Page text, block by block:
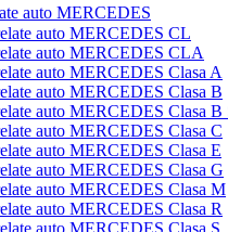
auto MERCEDES
auto MERCEDES CL
auto MERCEDES CLA
auto MERCEDES Clasa A
auto MERCEDES Clasa B
auto MERCEDES Clasa B
auto MERCEDES Clasa C
auto MERCEDES Clasa E
auto MERCEDES Clasa G
auto MERCEDES Clasa M
auto MERCEDES Clasa R
auto MERCEDES Clasa S